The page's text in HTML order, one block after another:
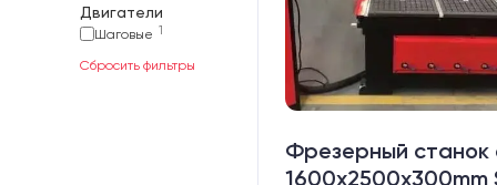
Двигатели
Шаговые 1
Сбросить фильтры
Фрезерный станок